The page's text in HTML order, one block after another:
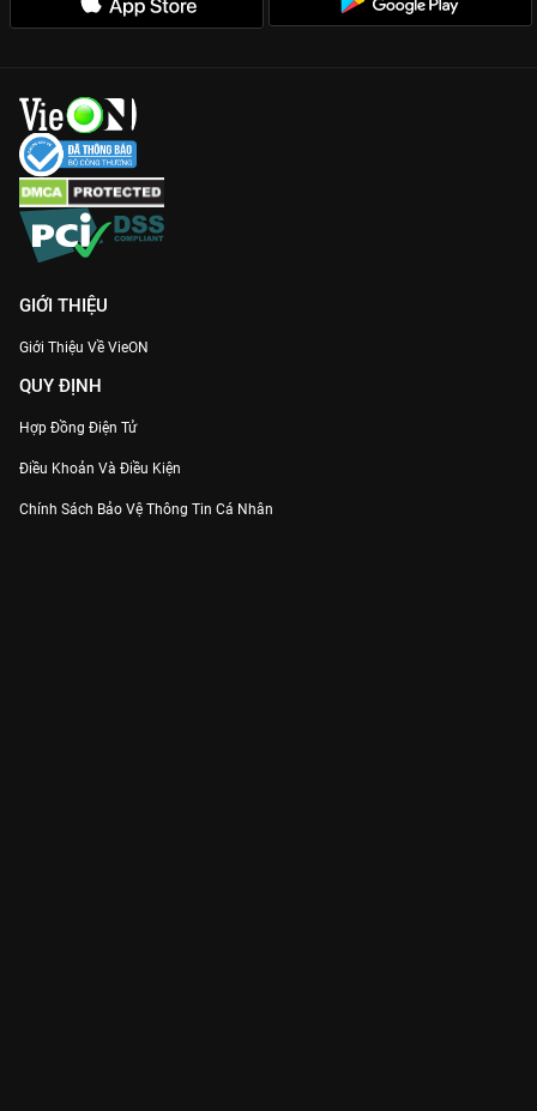
GIỚI THIỆU
Giới Thiệu Về VieON
QUY ĐỊNH
Hợp Đồng Điện Tử
Điều Khoản Và Điều Kiện
Chính Sách Bảo Vệ Thông Tin Cá Nhân